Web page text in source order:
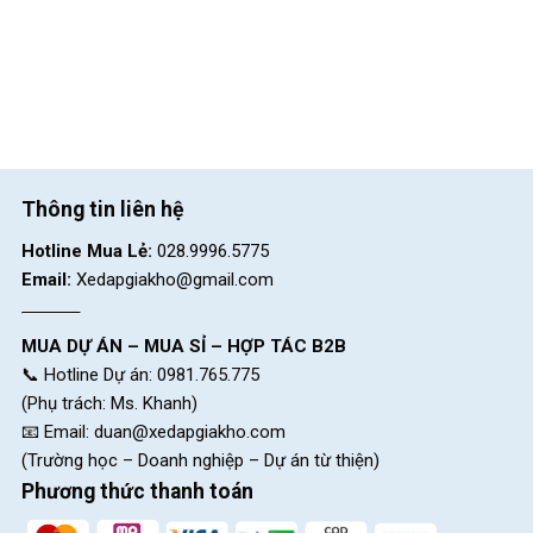
Phanh đĩa cơ xe đạp Raccoon Nelson 22 inch nhạy bén, kiểm soát tốc
Để hệ thống phanh luôn hoạt động hiệu quả, phụ huynh nên
Thông tin liên hệ
Hotline Mua Lẻ: 028.9996.5775
Email: Xedapgiakho@gmail.com
MUA DỰ ÁN – MUA SỈ – HỢP TÁC B2B
📞 Hotline Dự án: 0981.765.775
(Phụ trách: Ms. Khanh)
📧 Email: duan@xedapgiakho.com
(Trường học – Doanh nghiệp – Dự án từ thiện)
Phương thức thanh toán